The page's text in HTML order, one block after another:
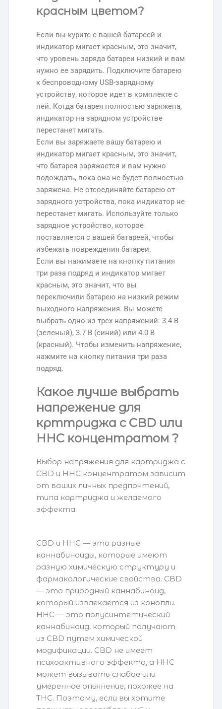
красным цветом?
Если вы курите с вашей батареей и
индикатор мигает красным, это значит,
что уровень заряда батареи низкий и вам
нужно ее зарядить. Подключите батарею
к беспроводному USB-зарядному
устройству, которое идет в комплекте с
ней. Когда батарея полностью заряжена,
индикатор на зарядном устройстве
перестанет мигать.
Если вы заряжаете вашу батарею и
индикатор мигает красным, это значит,
что батарея заряжается и вам нужно
подождать, пока она не будет полностью
заряжена. Не отсоединяйте батарею от
зарядного устройства, пока индикатор не
перестанет мигать. Используйте только
зарядное устройство, которое
поставляется с вашей батареей, чтобы
избежать повреждения батареи.
Если вы нажимаете на кнопку питания
три раза подряд и индикатор мигает
красным, это значит, что вы
переключили батарею на низкий режим
выходного напряжения. Вы можете
выбрать одно из трех напряжений: 3.4 В
(зеленый), 3.7 В (синий) или 4.0 В
(красный). Чтобы изменить напряжение,
нажмите на кнопку питания три раза
подряд.
Какое лучше выбрать
напрежение для
крттриджа с CBD или
HHC концентратом ?
Выбор напряжения для картриджа с
CBD и HHC концентратом зависит
от ваших личных предпочтений,
типа картриджа и желаемого
эффекта.
CBD и HHC — это разные
каннабиноиды, которые имеют
разную химическую структуру и
фармакологические свойства. CBD
— это природный каннабиноид,
который извлекается из конопли.
HHC — это полусинтетический
каннабиноид, который получают
из CBD путем химической
модификации. CBD не имеет
психоактивного эффекта, а HHC
может вызывать слабое или
умеренное опьянение, похожее на
THC. Поэтому, если вы хотите